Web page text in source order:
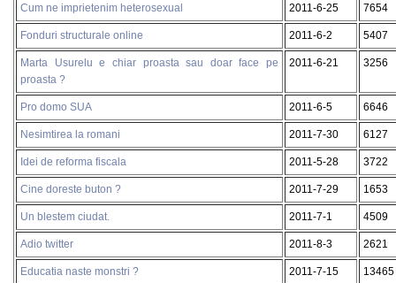
Cum ne imprietenim heterosexual 2011-6-25 7654
Fonduri structurale online 2011-6-2 5407
Marta Usurelu e chiar proasta sau doar face pe
proasta ?
2011-6-21 3256
Pro domo SUA 2011-6-5 6646
Nesimtirea la romani 2011-7-30 6127
Idei de reforma fiscala 2011-5-28 3722
Cine doreste buton ? 2011-7-29 1653
Un blestem ciudat. 2011-7-1 4509
Adio twitter 2011-8-3 2621
Educatia naste monstri ? 2011-7-15 13465